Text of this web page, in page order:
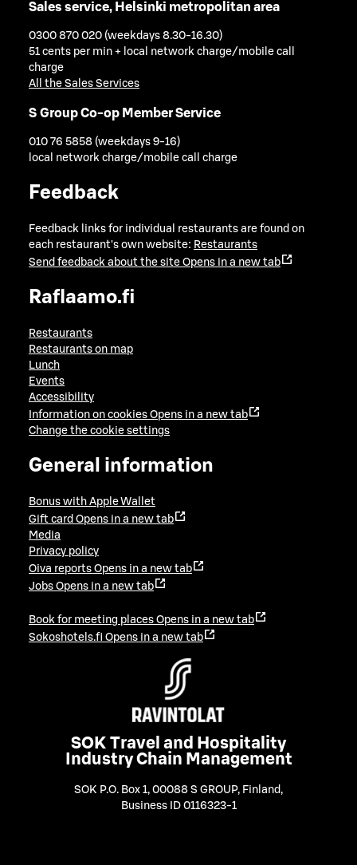
Sales service, Helsinki metropolitan area
0300 870 020 (weekdays 8.30-16.30)
51 cents per min + local network charge/mobile call
charge
All the Sales Services
S Group Co-op Member Service
010 76 5858 (weekdays 9-16)
local network charge/mobile call charge
Feedback
Feedback links for individual restaurants are found on
each restaurant's own website: Restaurants
Send feedback about the site Opens in a new tab
Raflaamo.fi
Restaurants
Restaurants on map
Lunch
Events
Accessibility
Information on cookies Opens in a new tab
Change the cookie settings
General information
Bonus with Apple Wallet
Gift card Opens in a new tab
Media
Privacy policy
Oiva reports Opens in a new tab
Jobs Opens in a new tab
Book for meeting places Opens in a new tab
Sokoshotels.fi Opens in a new tab
SOK Travel and Hospitality
Industry Chain Management
SOK P.O. Box 1, 00088 S GROUP, Finland ,
Business ID 0116323-1